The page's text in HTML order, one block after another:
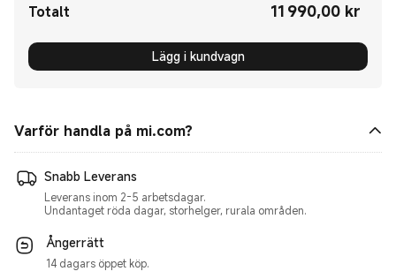
Totalt 11 990,00 kr
Lägg i kundvagn
Varför handla på mi.com?
Snabb Leverans
Leverans inom 2-5 arbetsdagar.
Undantaget röda dagar, storhelger, rurala områden.
Ångerrätt
14 dagars öppet köp.